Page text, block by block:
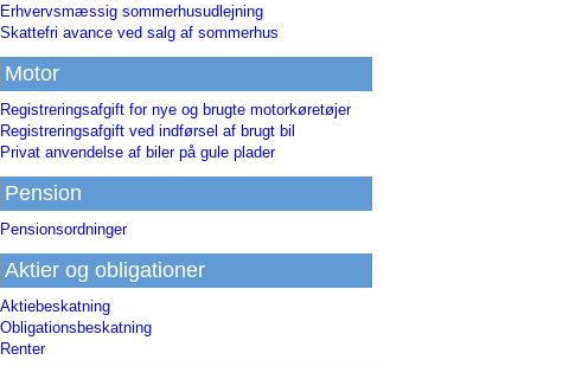
Erhvervsmæssig sommerhusudlejning
Skattefri avance ved salg af sommerhus
Motor
Registreringsafgift for nye og brugte motorkøretøjer
Registreringsafgift ved indførsel af brugt bil
Privat anvendelse af biler på gule plader
Pension
Pensionsordninger
Aktier og obligationer
Aktiebeskatning
Obligationsbeskatning
Renter